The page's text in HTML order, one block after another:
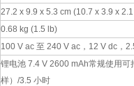
27.2 x 9.9 x 5.3 cm (10.7 x 3.9 x
0.68 kg (1.5 lb)
100 V ac 至 240 V ac，12 V dc，
锂电池 7.4 V 2600 mAh常规使用
样）/3.5 小时